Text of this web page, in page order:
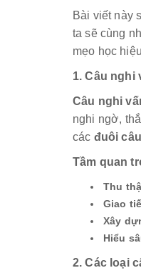
Bài viết này
ta sẽ cùng
mẹo học
1. Câu nghi
Câu nghi
nghi ngờ,
các đuôi
Tầm quan
Thu
Giao
Xây
Hiểu
2. Các loại